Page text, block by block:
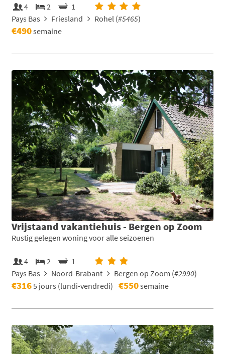
4 2
1
Pays Bas
Friesland Rohel (#5465)
€490semaine
Vrijstaand vakantiehuis - Bergen op Zoom
Rustig gelegen woning voor alle seizoenen
4 2
1
Pays Bas
Noord-Brabant Bergen op Zoom (#2990)
€3165 jours (lundi-vendredi) €550semaine